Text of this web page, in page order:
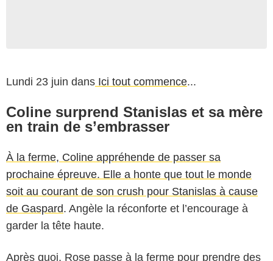
Lundi 23 juin dans Ici tout commence...
Coline surprend Stanislas et sa mère
en train de s’embrasser
À la ferme, Coline appréhende de passer sa
prochaine épreuve. Elle a honte que tout le monde
soit au courant de son crush pour Stanislas à cause
de Gaspard. Angèle la réconforte et l’encourage à
garder la tête haute.
Après quoi, Rose passe à la ferme pour prendre des